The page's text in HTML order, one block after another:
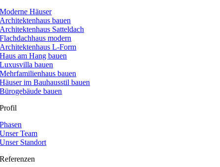
Moderne Häuser
Architektenhaus bauen
Architektenhaus Satteldach
Flachdachhaus modern
Architektenhaus L-Form
Haus am Hang bauen
Luxusvilla bauen
Mehrfamilienhaus bauen
Häuser im Bauhausstil bauen
Bürogebäude bauen
Profil
Phasen
Unser Team
Unser Standort
Referenzen